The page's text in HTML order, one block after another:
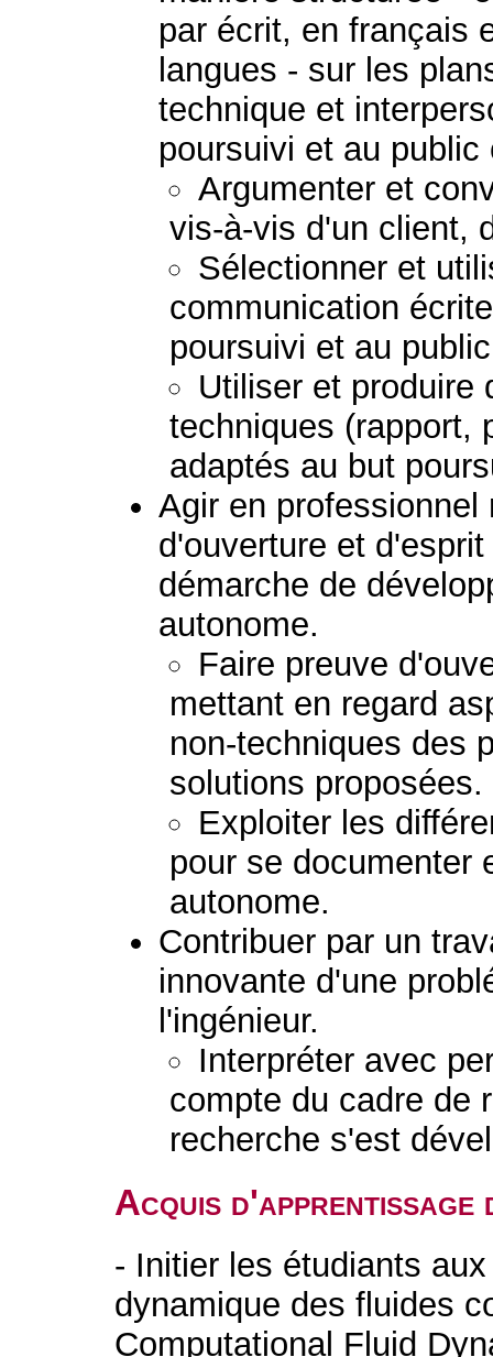
par écrit, en français
langues - sur les
technique et
poursuivi et au public
Argumenter et
vis-à-vis d'un client,
Sélectionner et
communication
poursuivi et au
Utiliser et produire
techniques (rapport,
adaptés au but
Agir en
d'ouverture et
démarche de
autonome.
Faire preuve
mettant en regard
non-techniques des
solutions proposées.
Exploiter les
pour se documenter
autonome.
Contribuer par un
innovante d'une
l'ingénieur.
Interpréter avec
compte du cadre de
recherche s'est
Acquis d'apprentissage
- Initier les étudiants
dynamique des fluides
Computational Fluid